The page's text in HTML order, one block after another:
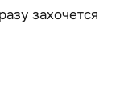
захочется